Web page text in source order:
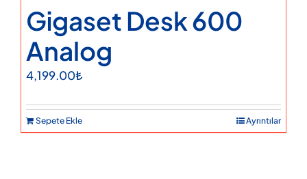
Gigaset Desk 600
Analog
4,199.00₺
Sepete Ekle Ayrıntılar